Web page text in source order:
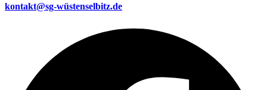
kontakt@sg-wüstenselbitz.de